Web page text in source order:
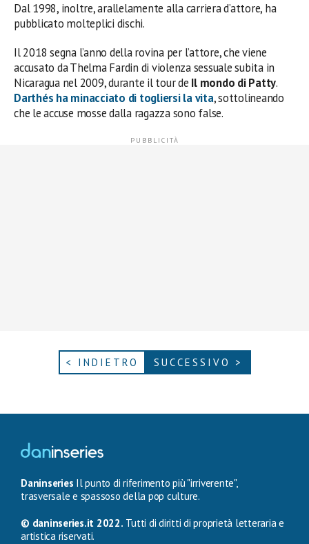
Dal 1998, inoltre, arallelamente alla carriera d’attore, ha
pubblicato molteplici dischi.
Il 2018 segna l’anno della rovina per l’attore, che viene
accusato da Thelma Fardin di violenza sessuale subita in
Nicaragua nel 2009, durante il tour de Il mondo di Patty.
Darthés ha minacciato di togliersi la vita, sottolineando
che le accuse mosse dalla ragazza sono false.
< INDIETRO SUCCESSIVO >
Daninseries Il punto di riferimento più "irriverente",
trasversale e spassoso della pop culture.
© daninseries.it 2022. Tutti di diritti di proprietà letteraria e
artistica riservati.